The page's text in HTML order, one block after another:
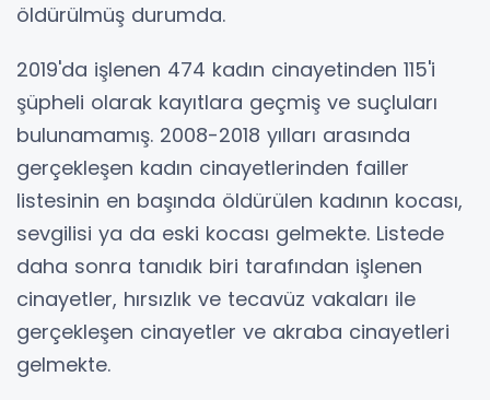
öldürülmüş durumda.
2019'da işlenen 474 kadın cinayetinden 115'i
şüpheli olarak kayıtlara geçmiş ve suçluları
bulunamamış. 2008-2018 yılları arasında
gerçekleşen kadın cinayetlerinden failler
listesinin en başında öldürülen kadının kocası,
sevgilisi ya da eski kocası gelmekte. Listede
daha sonra tanıdık biri tarafından işlenen
cinayetler, hırsızlık ve tecavüz vakaları ile
gerçekleşen cinayetler ve akraba cinayetleri
gelmekte.